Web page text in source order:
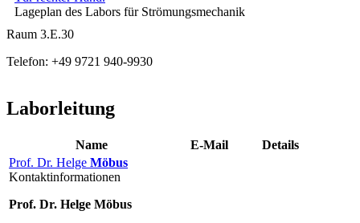
Lageplan des Labors für Strömungsmechanik
Raum 3.E.30
Telefon: +49 9721 940-9930
Laborleitung
Name E-Mail
Details
Prof. Dr. Helge Möbus
Kontaktinformationen
Prof. Dr. Helge Möbus